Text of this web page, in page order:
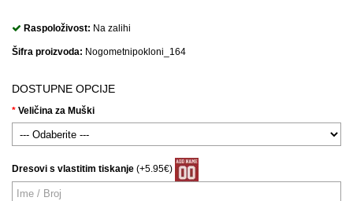
Raspoloživost: Na zalihi
Šifra proizvoda: Nogometnipokloni_164
DOSTUPNE OPCIJE
Veličina za Muški
Dresovi s vlastitim tiskanje (+5.95€)